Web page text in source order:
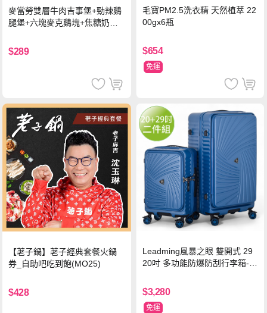
麥當勞雙層牛肉吉事堡+勁辣鷄
腿堡+六塊麥克鷄塊+焦糖奶茶
$289
毛寶PM2.5洗衣精 天然植萃 22
00gx6瓶
$654
免運
【荖子鍋】荖子經典套餐火鍋
券_自助吧吃到飽(MO25)
$428
Leadming風暴之眼 雙開式 29
20吋 多功能防爆防刮行李箱-海
$3,280
免運